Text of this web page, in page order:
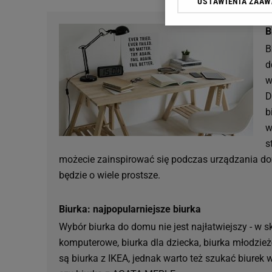
możecie zainspirować się podczas urządzania
będzie o wiele prostsze.
Biurka: najpopularniejsze biurka
Wybór biurka do domu nie jest najłatwiejszy - w
komputerowe, biurka dla dziecka, biurka
są biurka z IKEA, jednak warto też szukać biurek
Klikając „Akceptuję”
dotyczące plików
odnośnik „Ustawienia
plików cookie możliwa
My, nasi Zaufani
Użycie dokładnych
Przechowywanie
badnie odbiorców i